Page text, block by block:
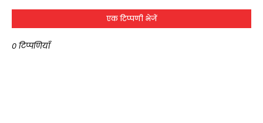
एक टिप्पणी भेजें
0 टिप्पणियाँ